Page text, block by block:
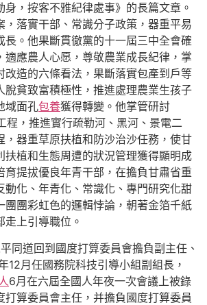
，按客不雅紀律處事》的長篇文章。
，落實干部、常識分子政策，器重平易
長。他果斷貫徹黨的十一屆三中全會確
適應農人心愿，尊敬農業成長紀律，掌
改造的六條看法，果斷落實包產到戶等
脫貧致富積極性，推進處理農業生孩子
域面孔包養獲得轉變。他掌管研討
程，推進實行疏勒河、黑河、景電二
，器重草原扶植和防沙治沙任務，使甘
扶植和生態周遭的狀況管理獲得顯明成
育提拔優良年青干部，在擔負甘肅省重
動化、年青化、常識化、專門研究化甜
團團彩虹色的邏輯悖論，朝著金箔千紙
上引導職位。
同道回到國度打算委員會擔負副主任、
12月任國務院科技引導小組副組長，
6月在六屆全國人年夜一次會議上被錄
打算委員會主任，并擔負國度打算委員